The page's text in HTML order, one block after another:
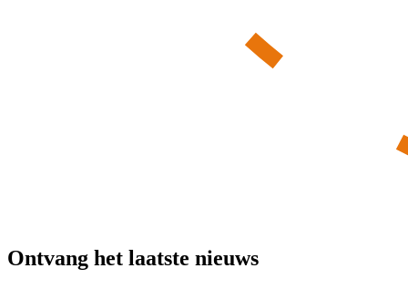
Ontvang het laatste nieuws